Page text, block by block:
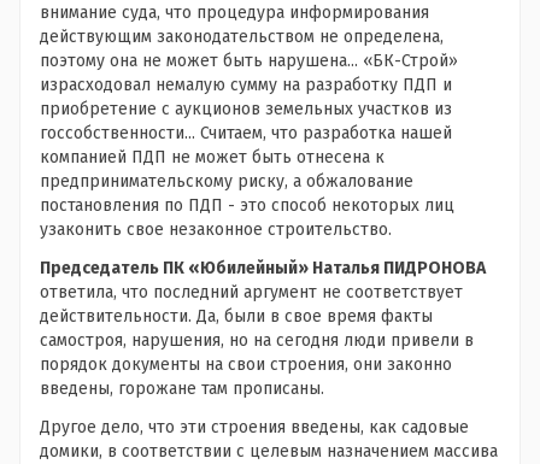
внимание суда, что процедура информирования
действующим законодательством не определена,
поэтому она не может быть нарушена... «БК-Строй»
израсходовал немалую сумму на разработку ПДП и
приобретение с аукционов земельных участков из
госсобственности... Считаем, что разработка нашей
компанией ПДП не может быть отнесена к
предпринимательскому риску, а обжалование
постановления по ПДП - это способ некоторых лиц
узаконить свое незаконное строительство.
Председатель ПК «Юбилейный» Наталья ПИДРОНОВА
ответила, что последний аргумент не соответствует
действительности. Да, были в свое время факты
самостроя, нарушения, но на сегодня люди привели в
порядок документы на свои строения, они законно
введены, горожане там прописаны.
Другое дело, что эти строения введены, как садовые
домики, в соответствии с целевым назначением массива